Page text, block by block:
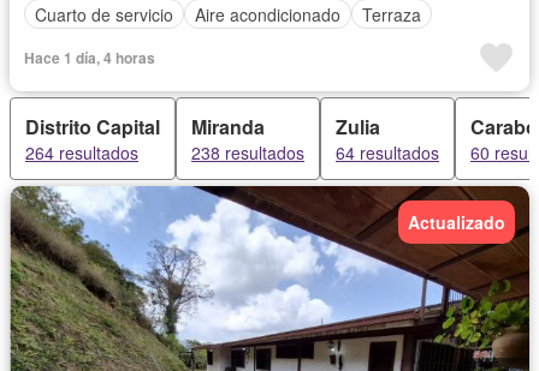
Cuarto de servicio
Aire acondicionado Terraza
Hace 1 día, 4 horas
Distrito Capital
264 resultados
Miranda
238 resultados
Zulia
64 resultados 60
Actualizado